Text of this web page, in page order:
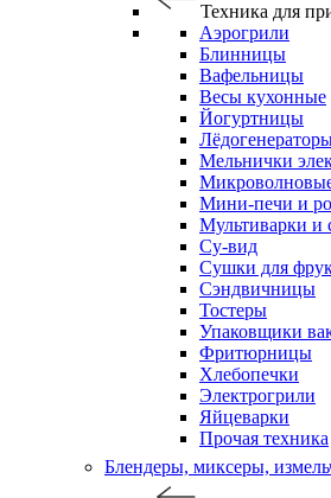
Техника для
Аэрогрили
Блинницы
Вафельницы
Весы кухонные
Йогуртницы
Мельнички
Мини-печи и
Мультиварки и
Су-вид
Сушки для
Сэндвичницы
Тостеры
Упаковщики
Фритюрницы
Хлебопечки
Электрогрили
Яйцеварки
Прочая техника
Блендеры, миксеры,